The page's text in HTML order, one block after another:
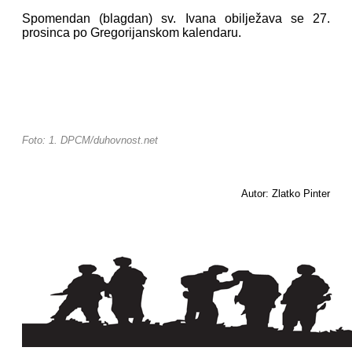
Spomendan (blagdan) sv. Ivana obilježava se 27.
prosinca po Gregorijanskom kalendaru.
Foto: 1. DPCM/duhovnost.net
Autor: Zlatko Pinter